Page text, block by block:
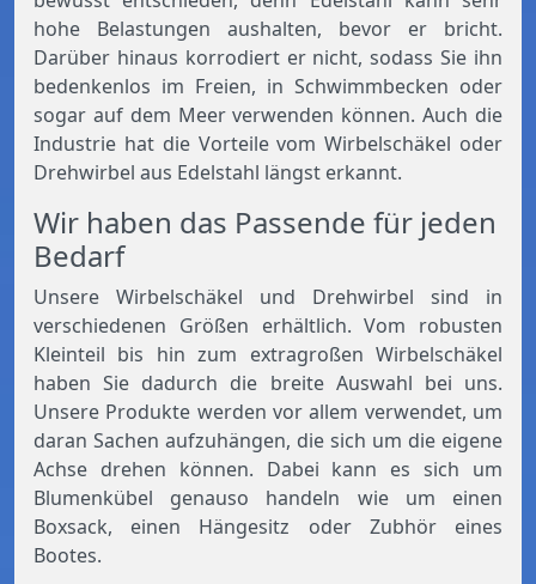
hohe Belastungen aushalten, bevor er bricht.
Darüber hinaus korrodiert er nicht, sodass Sie ihn
bedenkenlos im Freien, in Schwimmbecken oder
sogar auf dem Meer verwenden können. Auch die
Industrie hat die Vorteile vom Wirbelschäkel oder
Drehwirbel aus Edelstahl längst erkannt.
Wir haben das Passende für jeden
Bedarf
Unsere Wirbelschäkel und Drehwirbel sind in
verschiedenen Größen erhältlich. Vom robusten
Kleinteil bis hin zum extragroßen Wirbelschäkel
haben Sie dadurch die breite Auswahl bei uns.
Unsere Produkte werden vor allem verwendet, um
daran Sachen aufzuhängen, die sich um die eigene
Achse drehen können. Dabei kann es sich um
Blumenkübel genauso handeln wie um einen
Boxsack, einen Hängesitz oder Zubhör eines
Bootes.